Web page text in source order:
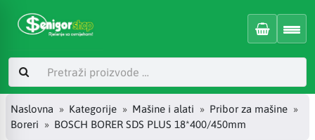
Naslovna Kategorije Mašine i alati
Pribor za mašine
Boreri
BOSCH BORER SDS PLUS 18*400/450mm